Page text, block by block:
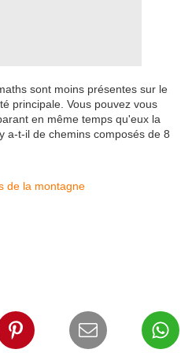
sont moins présentes sur le
principale. Vous pouvez vous
en même temps qu'eux la
a-t-il de chemins composés de 8